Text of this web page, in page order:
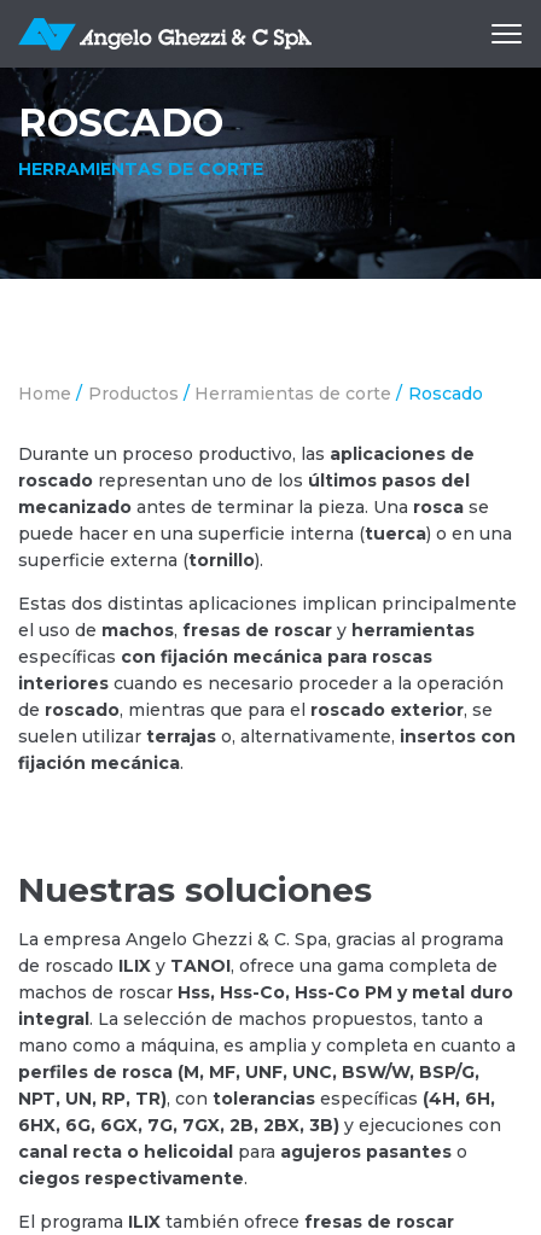
Apri
ROSCADO
HERRAMIENTAS DE CORTE
Home / Productos / Herramientas de corte / Roscado
Durante un proceso productivo, las aplicaciones de
roscado representan uno de los últimos pasos del
mecanizado antes de terminar la pieza. Una rosca se
puede hacer en una superficie interna (tuerca) o en una
superficie externa (tornillo).
Estas dos distintas aplicaciones implican principalmente
el uso de machos, fresas de roscar y herramientas
específicas con fijación mecánica para roscas
interiores cuando es necesario proceder a la operación
de roscado, mientras que para el roscado exterior, se
suelen utilizar terrajas o, alternativamente, insertos con
fijación mecánica.
Nuestras soluciones
La empresa Angelo Ghezzi & C. Spa, gracias al programa
de roscado ILIX y TANOI, ofrece una gama completa de
machos de roscar Hss, Hss-Co, Hss-Co PM y metal duro
integral. La selección de machos propuestos, tanto a
mano como a máquina, es amplia y completa en cuanto a
perfiles de rosca (M, MF, UNF, UNC, BSW/W, BSP/G,
NPT, UN, RP, TR), con tolerancias específicas (4H, 6H,
6HX, 6G, 6GX, 7G, 7GX, 2B, 2BX, 3B) y ejecuciones con
canal recta o helicoidal para agujeros pasantes o
ciegos respectivamente.
El programa ILIX también ofrece fresas de roscar